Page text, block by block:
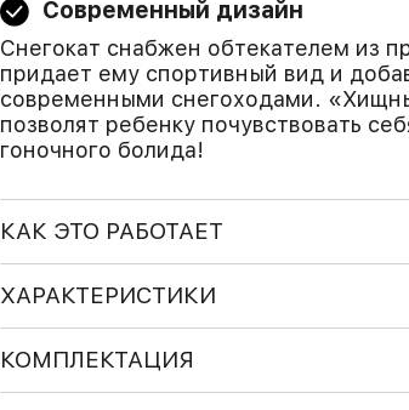
Современный дизайн
Снегокат снабжен обтекателем из
придает ему спортивный вид и
современными снегоходами.
позволят ребенку почувствовать
гоночного болида!
КАК ЭТО РАБОТАЕТ
ХАРАКТЕРИСТИКИ
КОМПЛЕКТАЦИЯ